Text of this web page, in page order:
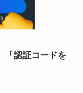
「認証コードを